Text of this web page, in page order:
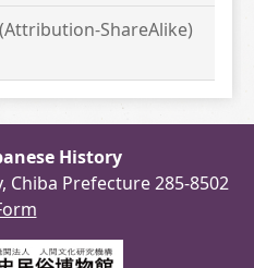
(Attribution-ShareAlike)
History
Chiba Prefecture 285-8502